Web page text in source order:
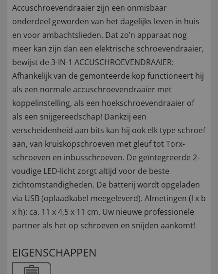
Accuschroevendraaier zijn een onmisbaar
onderdeel geworden van het dagelijks leven in huis
en voor ambachtslieden. Dat zo’n apparaat nog
meer kan zijn dan een elektrische schroevendraaier,
bewijst de 3-IN-1 ACCUSCHROEVENDRAAIER:
Afhankelijk van de gemonteerde kop functioneert hij
als een normale accuschroevendraaier met
koppelinstelling, als een hoekschroevendraaier of
als een snijgereedschap! Dankzij een
verscheidenheid aan bits kan hij ook elk type schroef
aan, van kruiskopschroeven met gleuf tot Torx-
schroeven en inbusschroeven. De geïntegreerde 2-
voudige LED-licht zorgt altijd voor de beste
zichtomstandigheden. De batterij wordt opgeladen
via USB (oplaadkabel meegeleverd). Afmetingen (l x b
x h): ca. 11 x 4,5 x 11 cm. Uw nieuwe professionele
partner als het op schroeven en snijden aankomt!
EIGENSCHAPPEN